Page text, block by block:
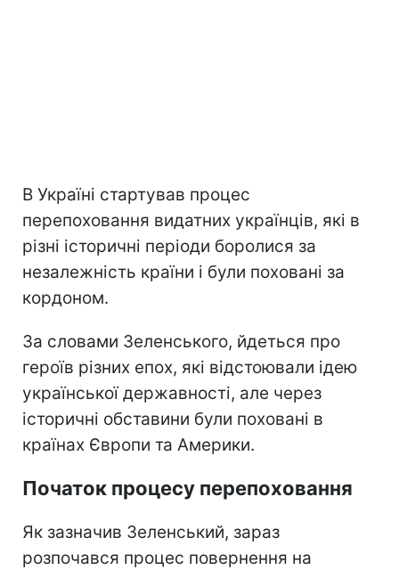
В Україні стартував процес
перепоховання видатних українців, які в
різні історичні періоди боролися за
незалежність країни і були поховані за
кордоном.
За словами Зеленського, йдеться про
героїв різних епох, які відстоювали ідею
української державності, але через
історичні обставини були поховані в
країнах Європи та Америки.
Початок процесу перепоховання
Як зазначив Зеленський, зараз
розпочався процес повернення на